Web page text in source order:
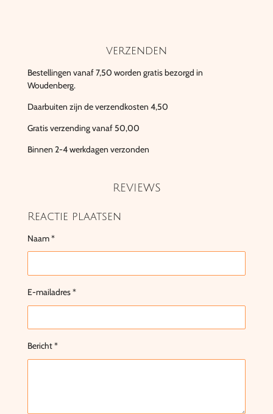
verzenden
Bestellingen vanaf 7,50 worden gratis bezorgd in
Woudenberg.
Daarbuiten zijn de verzendkosten 4,50
Gratis verzending vanaf 50,00
Binnen 2-4 werkdagen verzonden
REVIEWS
Reactie plaatsen
Naam *
E-mailadres *
Bericht *